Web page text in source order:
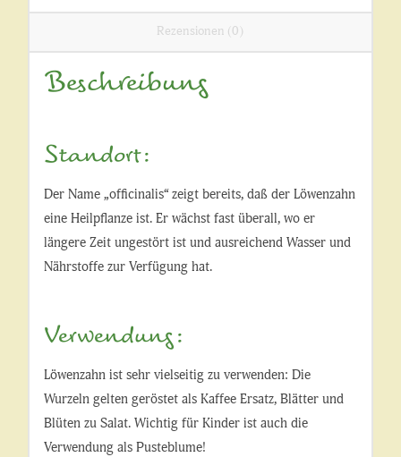
Rezensionen (0)
Beschreibung
Standort:
Der Name „officinalis“ zeigt bereits, daß der Löwenzahn
eine Heilpflanze ist. Er wächst fast überall, wo er
längere Zeit ungestört ist und ausreichend Wasser und
Nährstoffe zur Verfügung hat.
Verwendung:
Löwenzahn ist sehr vielseitig zu verwenden: Die
Wurzeln gelten geröstet als Kaffee Ersatz, Blätter und
Blüten zu Salat. Wichtig für Kinder ist auch die
Verwendung als Pusteblume!